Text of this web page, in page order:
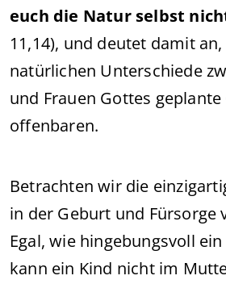
euch die Natur selbst
11,14), und deutet damit
natürlichen Unterschiede
und Frauen Gottes
offenbaren.
Betrachten wir die
in der Geburt und Fürsorge
Egal, wie hingebungsvoll
kann ein Kind nicht im